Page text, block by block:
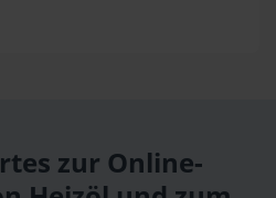
zur Online-